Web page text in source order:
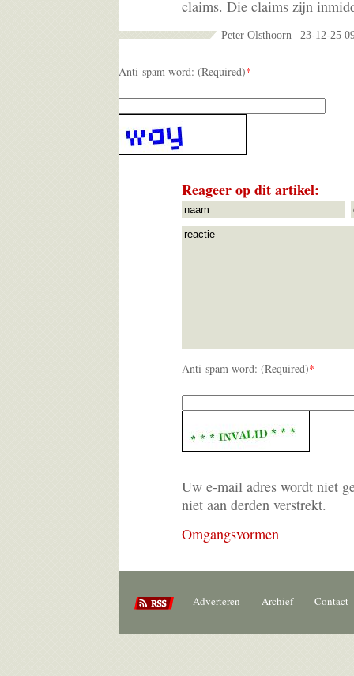
claims. Die claims zijn
Peter Olsthoorn | 23-12-25
Anti-spam word: (Required)*
Reageer op dit artikel:
Anti-spam word: (Required)*
Uw e-mail adres wordt niet
niet aan derden verstrekt.
Omgangsvormen
Adverteren Archief Contact